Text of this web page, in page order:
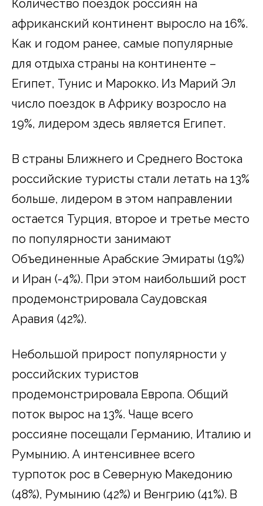
Количество поездок россиян на
африканский континент выросло на 16%.
Как и годом ранее, самые популярные
для отдыха страны на континенте –
Египет, Тунис и Марокко. Из Марий Эл
число поездок в Африку возросло на
19%, лидером здесь является Египет.
В страны Ближнего и Среднего Востока
российские туристы стали летать на 13%
больше, лидером в этом направлении
остается Турция, второе и третье место
по популярности занимают
Объединенные Арабские Эмираты (19%)
и Иран (-4%). При этом наибольший рост
продемонстрировала Саудовская
Аравия (42%).
Небольшой прирост популярности у
российских туристов
продемонстрировала Европа. Общий
поток вырос на 13%. Чаще всего
россияне посещали Германию, Италию и
Румынию. А интенсивнее всего
турпоток рос в Северную Македонию
(48%), Румынию (42%) и Венгрию (41%). В